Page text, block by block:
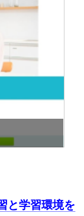
と学習環境を